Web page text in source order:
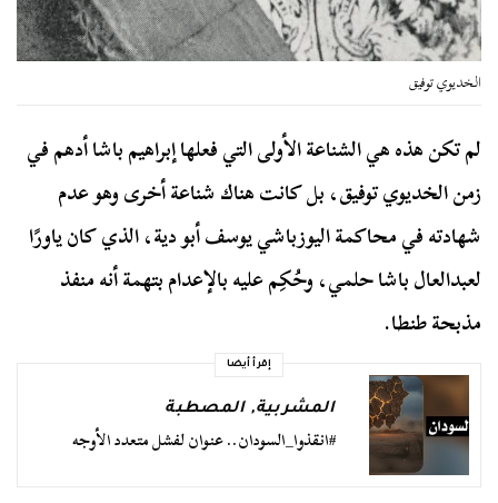
الخديوي توفيق
لم تكن هذه هي الشناعة الأولى التي فعلها إبراهيم باشا أدهم في
زمن الخديوي توفيق، بل كانت هناك شناعة أخرى وهو عدم
شهادته في محاكمة اليوزباشي يوسف أبو دية، الذي كان ياورًا
لعبدالعال باشا حلمي، وحُكِم عليه بالإعدام بتهمة أنه منفذ
مذبحة طنطا.
إقرأ أيضا
المشربية,المصطبة
#انقذوا_السودان.. عنوان لفشل متعدد الأوجه